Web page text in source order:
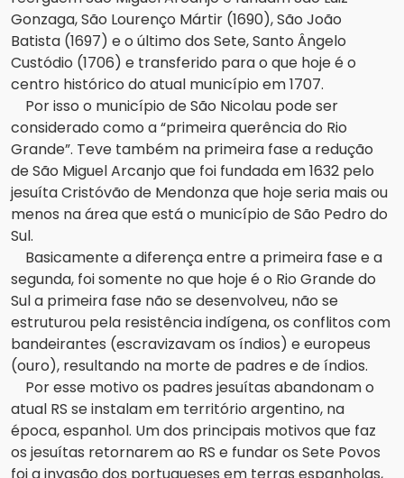
Gonzaga, São Lourenço Mártir (1690), São João
Batista (1697) e o último dos Sete, Santo Ângelo
Custódio (1706) e transferido para o que hoje é o
centro histórico do atual município em 1707.
Por isso o município de São Nicolau pode ser
considerado como a “primeira querência do Rio
Grande”. Teve também na primeira fase a redução
de São Miguel Arcanjo que foi fundada em 1632 pelo
jesuíta Cristóvão de Mendonza que hoje seria mais ou
menos na área que está o município de São Pedro do
Sul.
Basicamente a diferença entre a primeira fase e a
segunda, foi somente no que hoje é o Rio Grande do
Sul a primeira fase não se desenvolveu, não se
estruturou pela resistência indígena, os conflitos com
bandeirantes (escravizavam os índios) e europeus
(ouro), resultando na morte de padres e de índios.
Por esse motivo os padres jesuítas abandonam o
atual RS se instalam em território argentino, na
época, espanhol. Um dos principais motivos que faz
os jesuítas retornarem ao RS e fundar os Sete Povos